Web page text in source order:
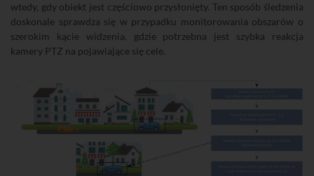
wtedy, gdy obiekt jest częściowo przysłonięty. Ten sposób śledzenia
doskonale sprawdza się w przypadku monitorowania obszarów o
szerokim kącie widzenia, gdzie potrzebna jest szybka reakcja
kamery PTZ na pojawiające się cele.